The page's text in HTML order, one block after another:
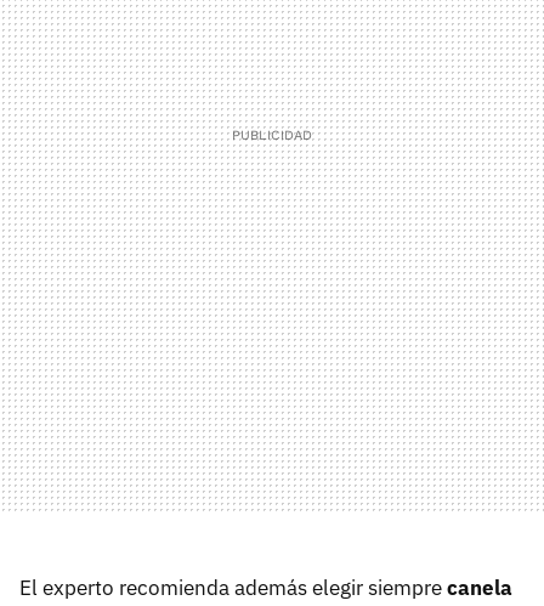
El experto recomienda además elegir siemprecanela